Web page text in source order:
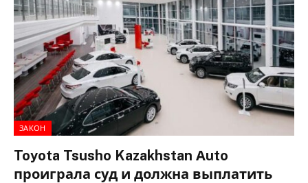
ЗАКОН
Toyota Tsusho Kazakhstan Аuto
проиграла суд и должна выплатить